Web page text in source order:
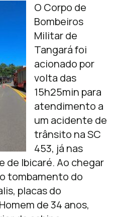
O Corpo de
Bombeiros
Militar de
Tangará foi
acionado por
volta das
15h25min para
atendimento a
um acidente de
trânsito na SC
453, já nas
de Ibicaré. Ao chegar
tombamento do
placas do
de 34 anos,